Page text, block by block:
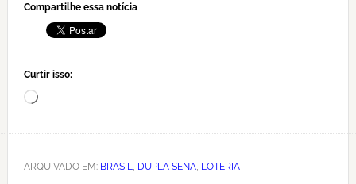
Compartilhe essa notícia
Curtir isso:
Carregando...
ARQUIVADO EM: BRASIL, DUPLA SENA, LOTERIA